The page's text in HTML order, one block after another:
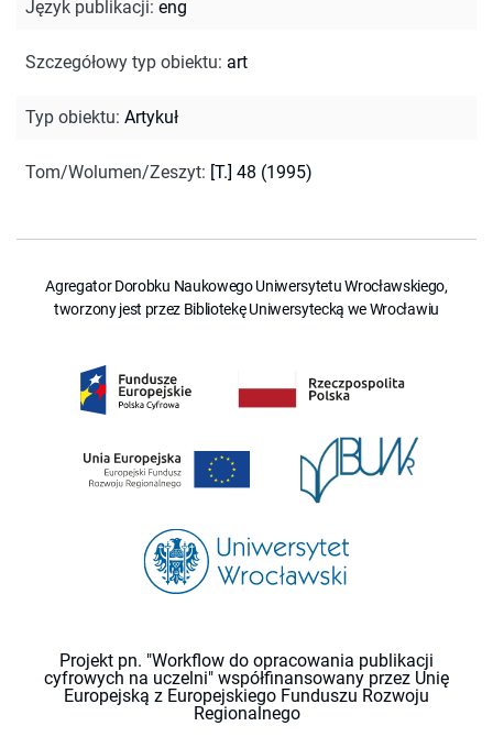
Język publikacji: eng
Szczegółowy typ obiektu: art
Typ obiektu: Artykuł
Tom/Wolumen/Zeszyt: [T.] 48 (1995)
Agregator Dorobku Naukowego Uniwersytetu Wrocławskiego,
tworzony jest przez Bibliotekę Uniwersytecką we Wrocławiu
Projekt pn. "Workflow do opracowania publikacji
cyfrowych na uczelni" współfinansowany przez Unię
Europejską z Europejskiego Funduszu Rozwoju
Regionalnego